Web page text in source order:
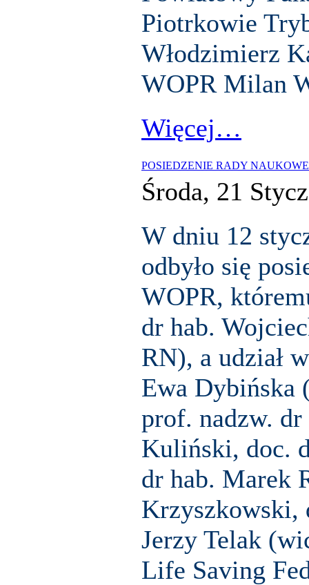
Piotrkowie
Włodzimierz
WOPR Milan
Więcej…
POSIEDZENIE RADY
Środa, 21
W dniu 12
odbyło się
WOPR,
dr hab.
RN), a udział
Ewa Dybińska
prof. nadzw. dr
Kuliński, doc.
dr hab. Marek
Krzyszkowski,
Jerzy Telak (w
Life Saving